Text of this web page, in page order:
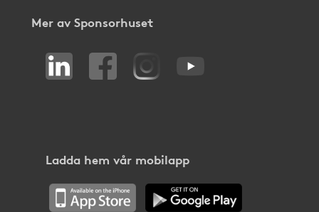
Mer av Sponsorhuset
Ladda hem vår mobilapp